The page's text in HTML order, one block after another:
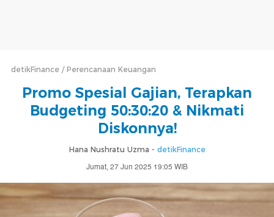
detikFinance Perencanaan Keuangan
Promo Spesial Gajian, Terapkan
Budgeting 50:30:20 & Nikmati
Diskonnya!
Hana Nushratu Uzma - detikFinance
Jumat, 27 Jun 2025 19:05 WIB